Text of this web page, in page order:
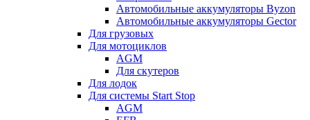
Автомобильные аккумуляторы Byzon
Автомобильные аккумуляторы Gector
Для грузовых
Для мотоциклов
AGM
Для скутеров
Для лодок
Для системы Start Stop
AGM